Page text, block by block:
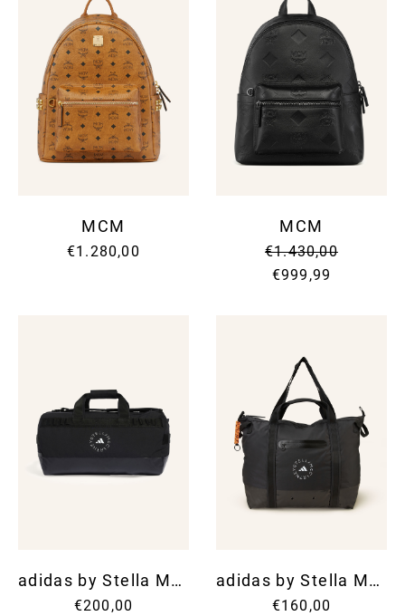
MCM
€1.280,00
MCM
€1.430,00
€999,99
adidas by Stella McCartney
€200,00
adidas by Stella McCartney
€160,00